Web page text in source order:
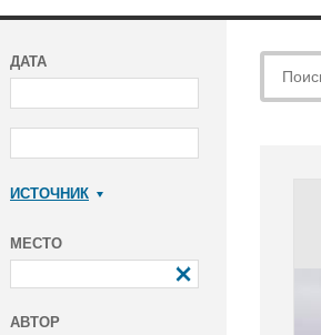
ДАТА
ИСТОЧНИК
МЕСТО
АВТОР